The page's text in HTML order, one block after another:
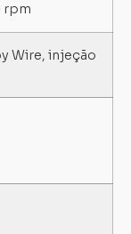
rpm
Wire, injeção